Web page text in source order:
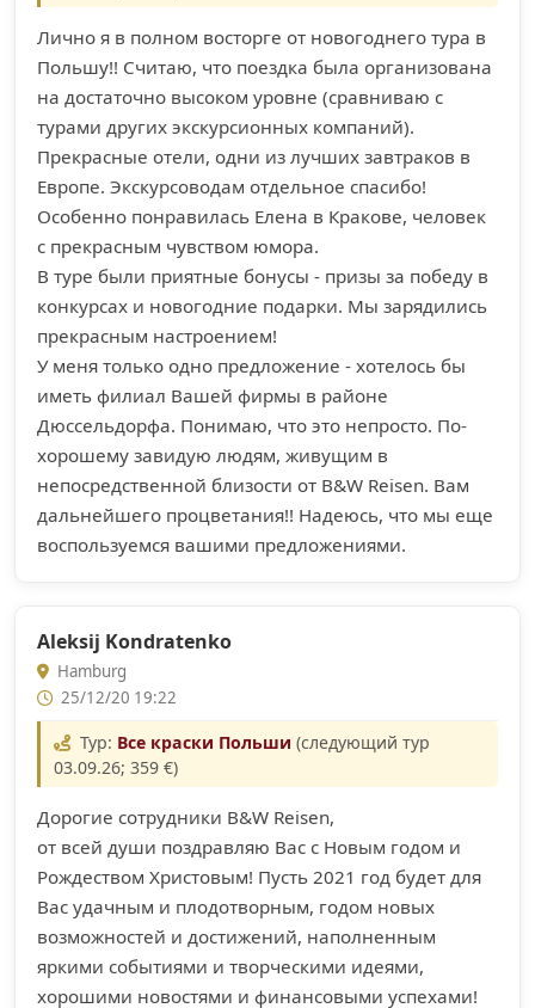
Лично я в полном восторге от новогоднего тура в
Польшу!! Считаю, что поездка была организована
на достаточно высоком уровне (сравниваю с
турами других экскурсионных компаний).
Прекрасные отели, одни из лучших завтраков в
Европе. Экскурсоводам отдельное спасибо!
Особенно понравилась Елена в Кракове, человек
с прекрасным чувством юмора.
В туре были приятные бонусы - призы за победу в
конкурсах и новогодние подарки. Мы зарядились
прекрасным настроением!
У меня только одно предложение - хотелось бы
иметь филиал Вашей фирмы в районе
Дюссельдорфа. Понимаю, что это непросто. По-
хорошему завидую людям, живущим в
непосредственной близости от B&W Reisen. Вам
дальнейшего процветания!! Надеюсь, что мы еще
воспользуемся вашими предложениями.
Аleksij Kondratenko
Hamburg
25/12/20 19:22
Тур: Все краски Польши (следующий тур
03.09.26; 359 €)
Дорогие сотрудники B&W Reisen,
от всей души поздравляю Вас с Новым годом и
Рождеством Христовым! Пусть 2021 год будет для
Вас удачным и плодотворным, годом новых
возможностей и достижений, наполненным
яркими событиями и творческими идеями,
хорошими новостями и финансовыми успехами!